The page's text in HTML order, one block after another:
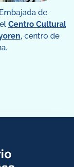
de
Centro Cultural
, centro de